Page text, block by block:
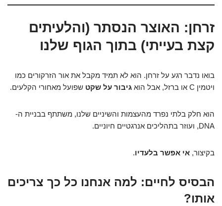
זרחן: האוצר הנסתר (והלעיתים
קצת בעייתי) בתוך הגוף שלנו
בואו נדבר רגע על זרחן. הוא לא תמיד מקבל את אור הזרקורים כמו
ויטמין C או ברזל, אבל הוא
גיבור על שקט שפועל מאחורי הקלעים.
הוא חלק בלתי נפרד מהעצמות והשיניים שלנו, משתתף בבניית ה-
DNA, ועוזר בתהליכים אנרגטיים חיוניים.
בקיצור, אי אפשר בלעדיו.
הבסיס לחיים: למה אנחנו כל כך צריכים
אותו?